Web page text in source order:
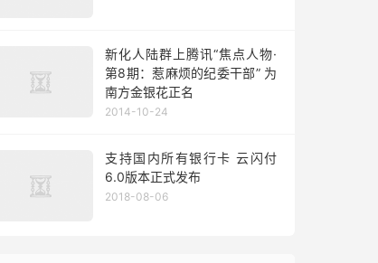
新化人陆群上腾讯“焦点人物·
第8期：惹麻烦的纪委干部” 为
南方金银花正名
2014-10-24
支持国内所有银行卡 云闪付
6.0版本正式发布
2018-08-06